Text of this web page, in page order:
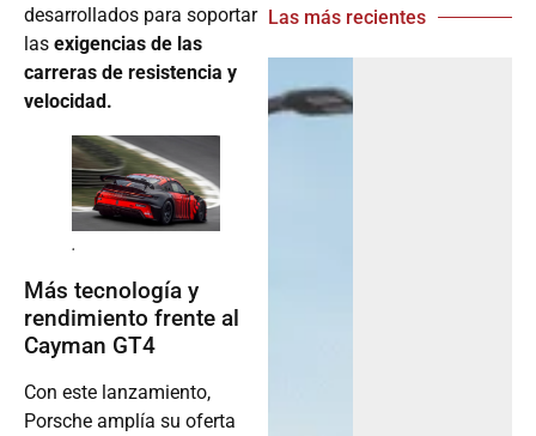
desarrollados para soportar
las exigencias de las
carreras de resistencia y
velocidad.
.
Más tecnología y
rendimiento frente al
Cayman GT4
Con este lanzamiento,
Porsche amplía su oferta
Las más recientes